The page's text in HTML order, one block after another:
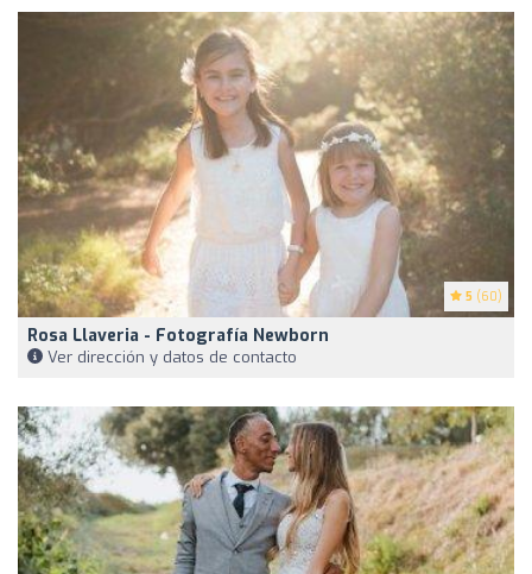
5 (60)
Rosa Llaveria - Fotografía Newborn
Ver dirección y datos de contacto